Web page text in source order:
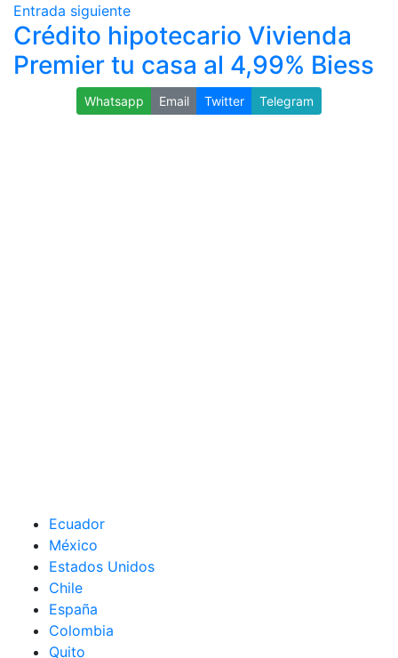
Entrada siguiente
Crédito hipotecario Vivienda
Premier tu casa al 4,99% Biess
Whatsapp Email Twitter Telegram
Ecuador
México
Estados Unidos
Chile
España
Colombia
Quito